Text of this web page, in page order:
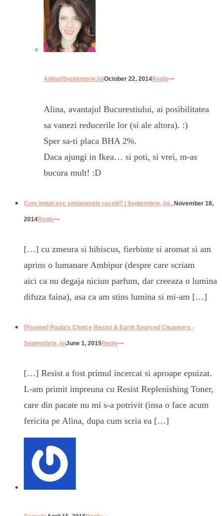
Adina//SeptembrieJoiOctober 22, 2014Reply
Alina, avantajul Bucurestiului, ai posibilitatea
sa vanezi reducerile lor (si ale altora). :)
Sper sa-ti placa BHA 2%.
Daca ajungi in Ikea… si poti, si vrei, m-as
bucura mult! :D
Cum indulcesc simptomele racelii? | Septembrie, joi...November 18,
2014Reply
[…] cu zmeura si hibiscus, fierbinte si aromat si am
aprins o lumanare Ambipur (despre care scriam
aici ca nu degaja niciun parfum, dar creeaza o lumina
difuza faina), asa ca am stins lumina si mi-am […]
[Review] Paula's Choice Resist & Earth Sourced Cleansers -
Septembrie, joiJune 1, 2015Reply
[…] Resist a fost primul incercat si aproape epuizat.
L-am primit impreuna cu Resist Replenishing Toner,
care din pacate nu mi s-a potrivit (insa o face acum
fericita pe Alina, dupa cum scria ea […]